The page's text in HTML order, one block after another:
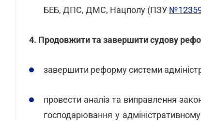
БЕБ, ДПС, ДМС, Нацполу (ПЗУ
4. Продовжити та завершити судову
завершити реформу системи
провести аналіз та виправлення
господарювання у